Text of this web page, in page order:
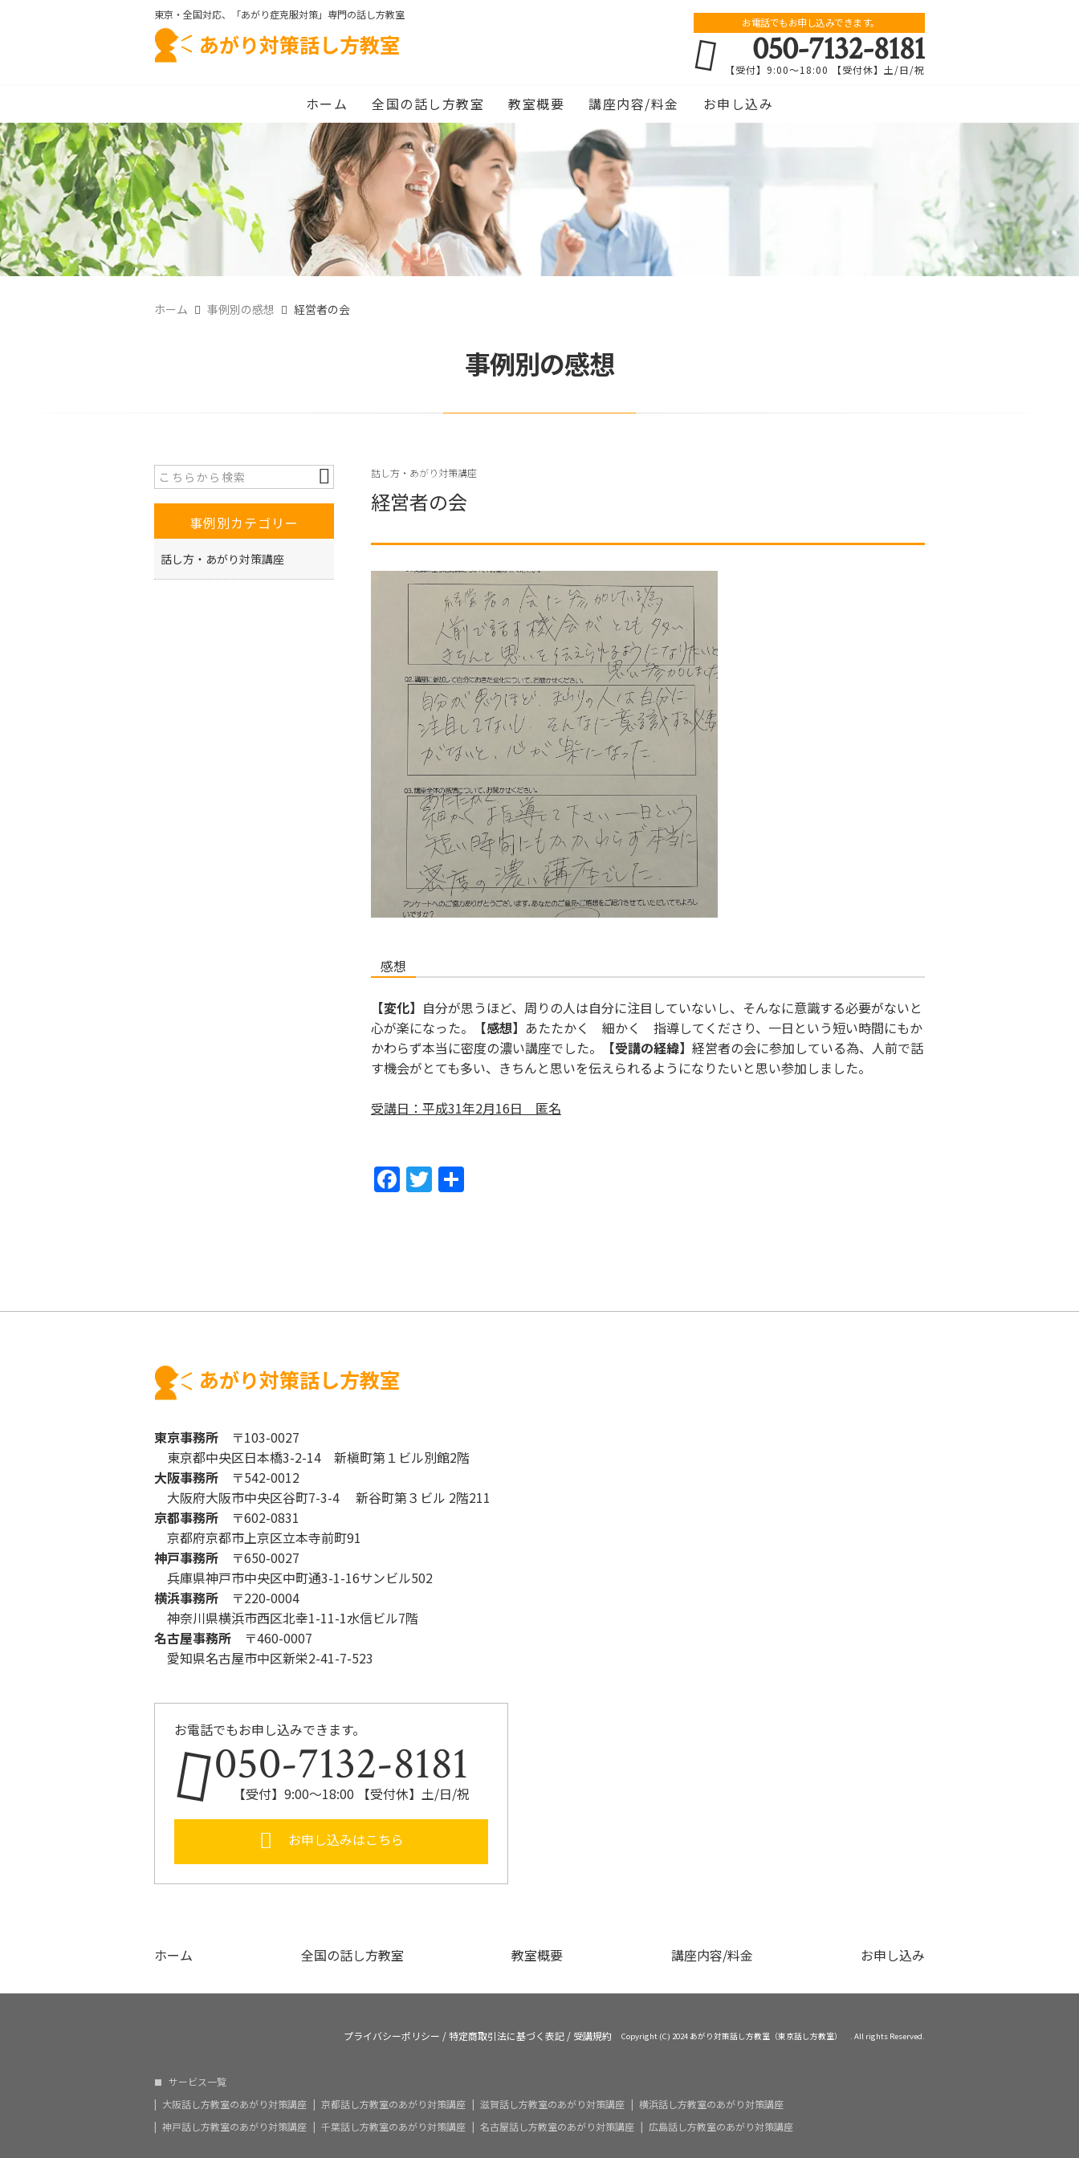
東京・全国対応、「あがり症克服対策」専門の話し方教室
あがり対策話し方教室
お電話でもお申し込みできます。
050-7132-8181
【受付】9:00～18:00 【受付休】土/日/祝
ホーム 全国の話し方教室 教室概要 講座内容/料金 お申し込み
ホーム 事例別の感想 経営者の会
事例別の感想
話し方・あがり対策講座
経営者の会
感想
【変化】 自分が思うほど、周りの人は自分に注目していないし、そんなに意識する必要がないと
心が楽になった。
【感想】 あたたかく 細かく 指導してくださり、一日という短い時間にもか
かわらず本当に密度の濃い講座でした。
【受講の経緯】 経営者の会に参加している為、人前で話
す機会がとても多い、きちんと思いを伝えられるようになりたいと思い参加しました。
受講日：平成31年2月16日 匿名
F
o
T
事例別カテゴリー
話し方・あがり対策講座
あがり対策話し方教室
東京事務所 〒103-0027
東京都中央区日本橋3-2-14 新槇町第１ビル別館2階
大阪事務所 〒542-0012
大阪府大阪市中央区谷町7-3-4 新谷町第３ビル 2階211
京都事務所 〒602-0831
京都府京都市上京区立本寺前町91
神戸事務所 〒650-0027
兵庫県神戸市中央区中町通3-1-16サンビル502
横浜事務所 〒220-0004
神奈川県横浜市西区北幸1-11-1水信ビル7階
名古屋事務所 〒460-0007
愛知県名古屋市中区新栄2-41-7-523
お電話でもお申し込みできます。
050-7132-8181
【受付】9:00～18:00 【受付休】土/日/祝
お申し込みはこちら
ホーム 全国の話し方教室 教室概要 講座内容/料金 お申し込み
プライバシーポリシー /特定商取引法に基づく表記 / 受講規約 Copyright (C) 2024 あがり対策話し方教室（東京話し方教室） . All rights Reserved.
サービス一覧
大阪話し方教室のあがり対策講座
京都話し方教室のあがり対策講座 滋賀話し方教室のあがり対策講座
横浜話し方教室のあがり対策講座
神戸話し方教室のあがり対策講座
千葉話し方教室のあがり対策講座 名古屋話し方教室のあがり対策講座 広島話し方教室のあがり対策講座